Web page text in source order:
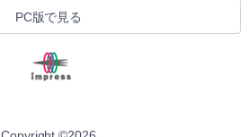
PC版で見る